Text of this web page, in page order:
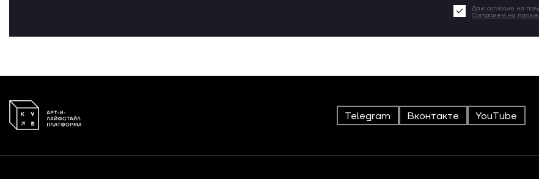
Даю согласие на
Согласием на
Telegram Вконтакте YouTube